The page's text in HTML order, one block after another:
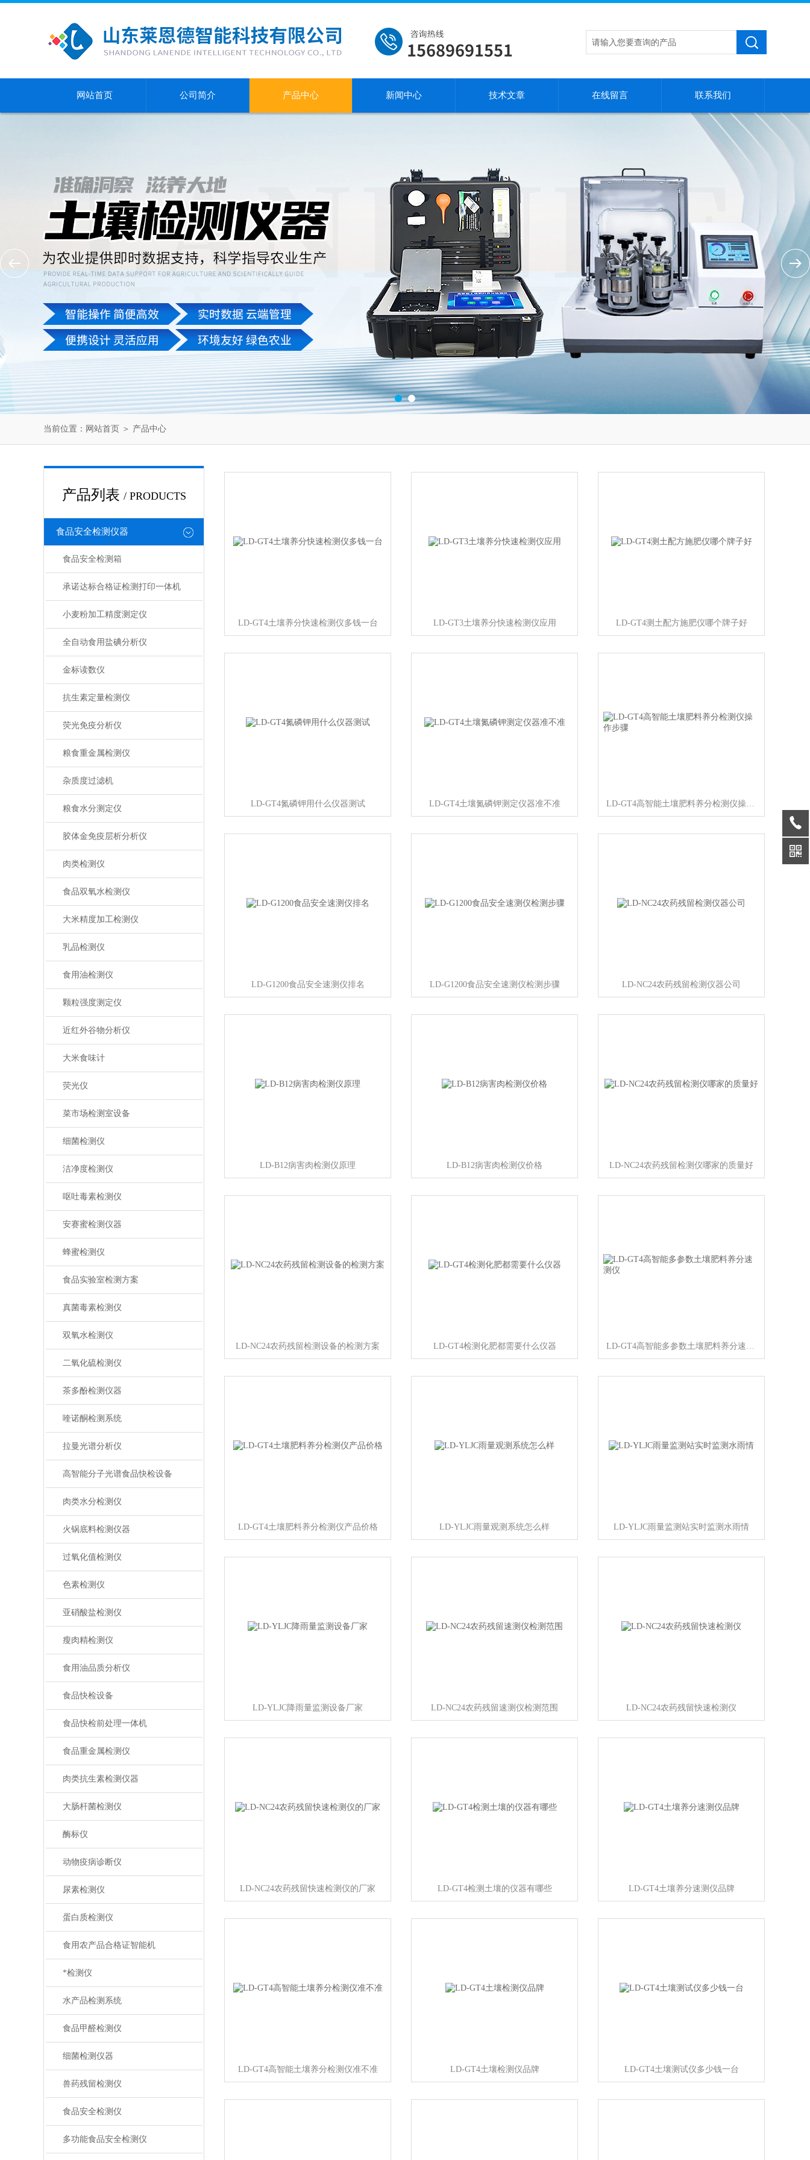
网站首页 公司简介 产品中心 新闻中心 技术文章 在线留言 联系我们
当前位置： 网站首页 ＞ 产品中心
产品列表 / PRODUCTS
食品安全检测仪器
食品安全检测箱
承诺达标合格证检测打印一体机
小麦粉加工精度测定仪
全自动食用盐碘分析仪
金标读数仪
抗生素定量检测仪
荧光免疫分析仪
粮食重金属检测仪
杂质度过滤机
粮食水分测定仪
胶体金免疫层析分析仪
肉类检测仪
食品双氧水检测仪
大米精度加工检测仪
乳品检测仪
食用油检测仪
颗粒强度测定仪
近红外谷物分析仪
大米食味计
荧光仪
菜市场检测室设备
细菌检测仪
洁净度检测仪
呕吐毒素检测仪
安赛蜜检测仪器
蜂蜜检测仪
食品实验室检测方案
真菌毒素检测仪
双氧水检测仪
二氧化硫检测仪
茶多酚检测仪器
喹诺酮检测系统
拉曼光谱分析仪
高智能分子光谱食品快检设备
肉类水分检测仪
火锅底料检测仪器
过氧化值检测仪
色素检测仪
亚硝酸盐检测仪
瘦肉精检测仪
食用油品质分析仪
食品快检设备
食品快检前处理一体机
食品重金属检测仪
肉类抗生素检测仪器
大肠杆菌检测仪
酶标仪
动物疫病诊断仪
尿素检测仪
蛋白质检测仪
食用农产品合格证智能机
*检测仪
水产品检测系统
食品甲醛检测仪
细菌检测仪器
兽药残留检测仪
食品安全检测仪
多功能食品安全检测仪
LD-GT4土壤养分快速检测仪多钱一台 LD-GT3土壤养分快速检测仪应用 LD-GT4测土配方施肥仪哪个牌子好
LD-GT4氮磷钾用什么仪器测试 LD-GT4土壤氮磷钾测定仪器准不准 LD-GT4高智能土壤肥料养分检测仪操作步骤
LD-G1200食品安全速测仪排名 LD-G1200食品安全速测仪检测步骤 LD-NC24农药残留检测仪器公司
LD-B12病害肉检测仪原理 LD-B12病害肉检测仪价格 LD-NC24农药残留检测仪哪家的质量好
LD-NC24农药残留检测设备的检测方案 LD-GT4检测化肥都需要什么仪器 LD-GT4高智能多参数土壤肥料养分速测仪
LD-GT4土壤肥料养分检测仪产品价格 LD-YLJC雨量观测系统怎么样 LD-YLJC雨量监测站实时监测水雨情
LD-YLJC降雨量监测设备厂家 LD-NC24农药残留速测仪检测范围 LD-NC24农药残留快速检测仪
LD-NC24农药残留快速检测仪的厂家 LD-GT4检测土壤的仪器有哪些 LD-GT4土壤养分速测仪品牌
LD-GT4高智能土壤养分检测仪准不准 LD-GT4土壤检测仪品牌 LD-GT4土壤测试仪多少钱一台